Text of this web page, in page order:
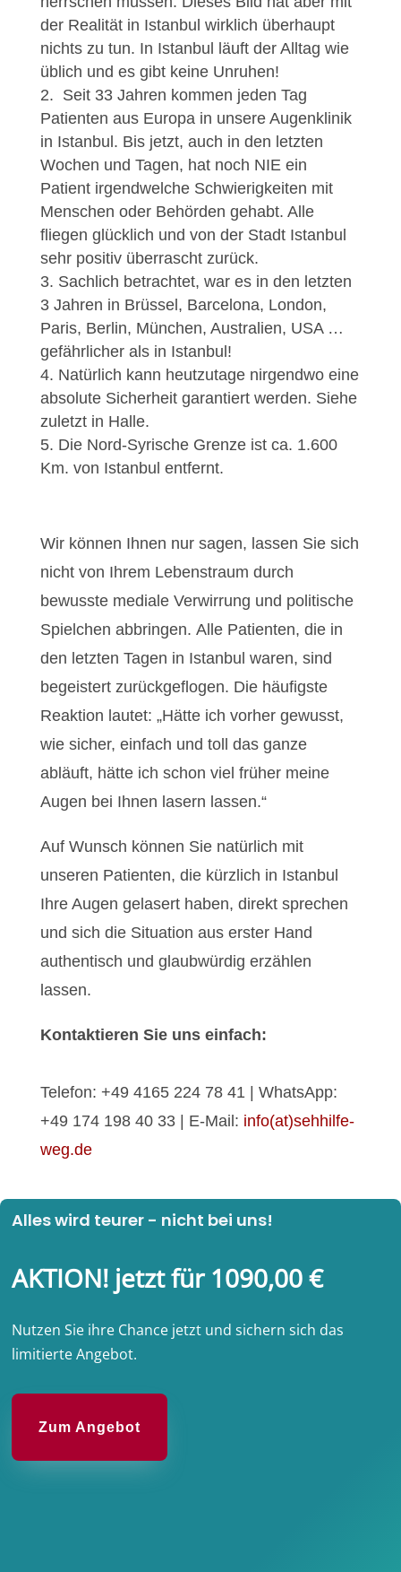
der Realität in Istanbul wirklich überhaupt
nichts zu tun. In Istanbul läuft der Alltag wie
üblich und es gibt keine Unruhen!
Seit 33 Jahren kommen jeden Tag
Patienten aus Europa in unsere Augenklinik
in Istanbul. Bis jetzt, auch in den letzten
Wochen und Tagen, hat noch NIE ein
Patient irgendwelche Schwierigkeiten mit
Menschen oder Behörden gehabt. Alle
fliegen glücklich und von der Stadt Istanbul
sehr positiv überrascht zurück.
Sachlich betrachtet, war es in den letzten
3 Jahren in Brüssel, Barcelona, London,
Paris, Berlin, München, Australien, USA …
gefährlicher als in Istanbul!
Natürlich kann heutzutage nirgendwo eine
absolute Sicherheit garantiert werden. Siehe
zuletzt in Halle.
Die Nord-Syrische Grenze ist ca. 1.600
Km. von Istanbul entfernt.
Wir können Ihnen nur sagen, lassen Sie sich
nicht von Ihrem Lebenstraum durch
bewusste mediale Verwirrung und politische
Spielchen abbringen. Alle Patienten, die in
den letzten Tagen in Istanbul waren, sind
begeistert zurückgeflogen. Die häufigste
Reaktion lautet: „Hätte ich vorher gewusst,
wie sicher, einfach und toll das ganze
abläuft, hätte ich schon viel früher meine
Augen bei Ihnen lasern lassen.“
Auf Wunsch können Sie natürlich mit
unseren Patienten, die kürzlich in Istanbul
Ihre Augen gelasert haben, direkt sprechen
und sich die Situation aus erster Hand
authentisch und glaubwürdig erzählen
lassen.
Kontaktieren Sie uns einfach:
Telefon: +49 4165 224 78 41 | WhatsApp:
+49 174 198 40 33 | E-Mail: info(at)sehhilfe-
weg.de
Alles wird teurer - nicht bei uns!
AKTION! jetzt für 1090,00 €
Nutzen Sie ihre Chance jetzt und sichern sich das
limitierte Angebot.
Zum Angebot